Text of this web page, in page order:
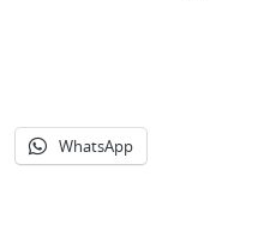
WhatsApp